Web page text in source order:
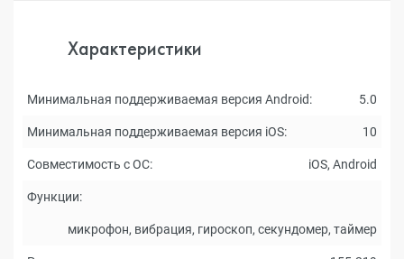
Характеристики
Минимальная поддерживаемая версия Android: 5.0
Минимальная поддерживаемая версия iOS: 10
Совместимость с ОС: iOS, Android
Функции:
микрофон, вибрация, гироскоп, секундомер, таймер